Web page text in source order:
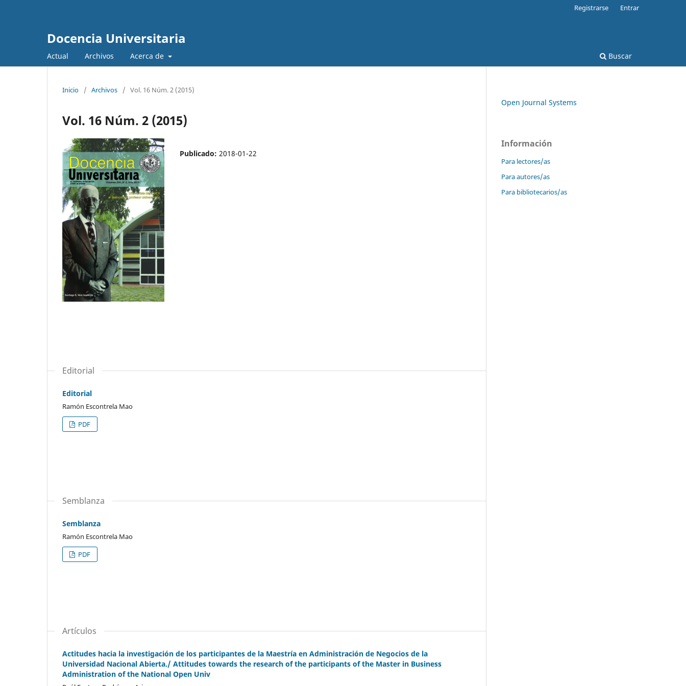
Docencia Universitaria
Actual Archivos Acerca de Buscar
Registrarse Entrar
Inicio / Archivos / Vol. 16 Núm. 2 (2015)
Vol. 16 Núm. 2 (2015)
Publicado: 2018-01-22
Editorial
Editorial
Ramón Escontrela Mao
PDF
Semblanza
Semblanza
Ramón Escontrela Mao
PDF
Artículos
Actitudes hacia la investigación de los participantes de la Maestría en Administración de Negocios de la
Universidad Nacional Abierta./ Attitudes towards the research of the participants of the Master in Business
Administration of the National Open Univ
Open Journal Systems
Información
Para lectores/as
Para autores/as
Para bibliotecarios/as